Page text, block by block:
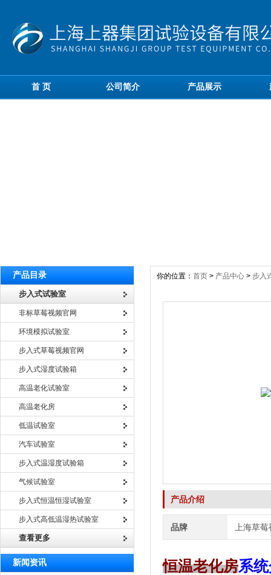
首 页 公司简介 产品展示
产品目录
步入式试验室
非标草莓视频官网
环境模拟试验室
步入式草莓视频官网
步入式湿度试验箱
高温老化试验室
高温老化房
低温试验室
汽车试验室
步入式温湿度试验箱
气候试验室
步入式恒温恒湿试验室
步入式高低温湿热试验室
查看更多
新闻资讯
你的位置： 首页 > 产品中心 > 步入
产品介绍
品牌 上海草
恒温老化房系